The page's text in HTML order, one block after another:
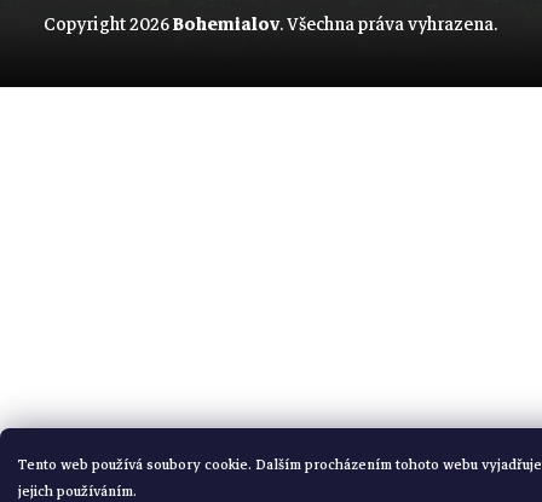
Tento web používá soubory cookie. Dalším procházením tohoto webu
jejich používáním.
Copyright 2026Bohemialov. Všechna práva vyhrazena.